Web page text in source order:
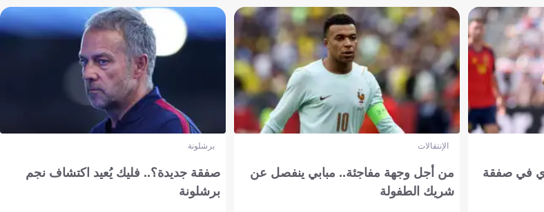
في صفقة
الإنتقالات
من أجل وجهة مفاجئة.. مبابي ينفصل عن
شريك الطفولة
برشلونة
صفقة جديدة؟.. فليك يُعيد اكتشاف نجم
برشلونة